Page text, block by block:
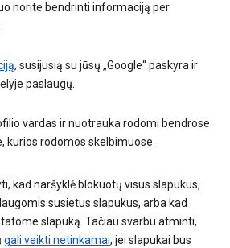
norite bendrinti informaciją per
, susijusią su jūsų „Google“ paskyra ir
paslaugų.
vardas ir nuotrauka rodomi bendrose
kurios rodomos skelbimuose.
kad naršyklė blokuotų visus slapukus,
susietus slapukus, arba kad
slapuką. Tačiau svarbu atminti,
gali veikti netinkamai, jei slapukai bus